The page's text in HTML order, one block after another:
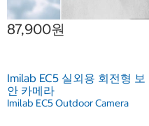
87,900원
Imilab EC5 실외용 회전형 보
안 카메라
Imilab EC5 Outdoor Camera